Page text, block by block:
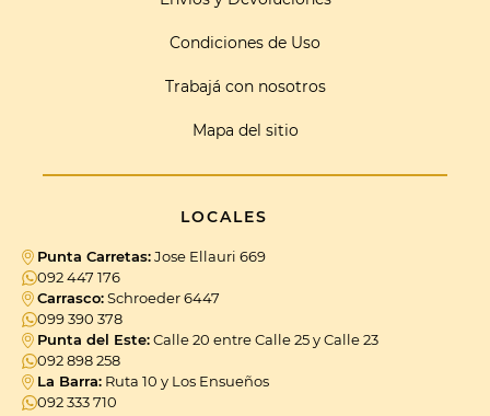
Condiciones de Uso
Trabajá con nosotros
Mapa del sitio
LOCALES
Punta Carretas:Jose Ellauri 669
092 447 176
Carrasco:Schroeder 6447
099 390 378
Punta del Este:Calle 20 entre Calle 25 y Calle 23
092 898 258
La Barra: Ruta 10 y Los Ensueños
092 333 710